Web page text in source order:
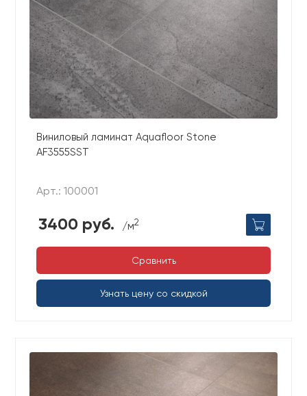
Виниловый ламинат Aquafloor Stone
AF3555SST
Арт.: 100001
3400 руб. /м2
Сравнить
Узнать цену со скидкой